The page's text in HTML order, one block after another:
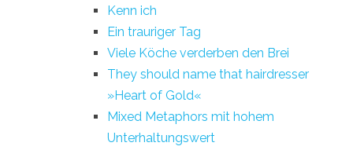
Kenn ich
Ein trauriger Tag
Viele Köche verderben den Brei
They should name that hairdresser
»Heart of Gold«
Mixed Metaphors mit hohem
Unterhaltungswert